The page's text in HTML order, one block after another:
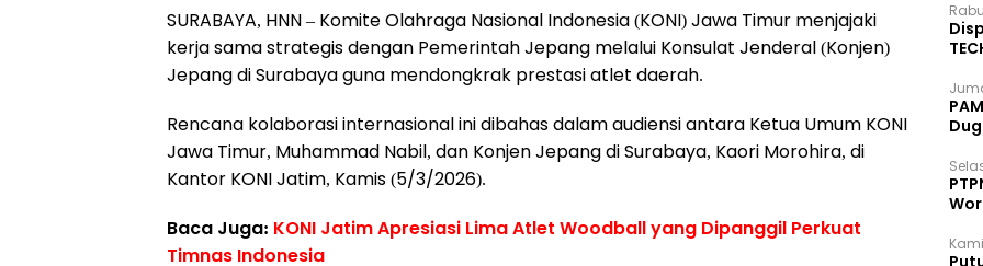
SURABAYA, HNN – Komite Olahraga Nasional Indonesia (KONI) Jawa Timur menjajaki
kerja sama strategis dengan Pemerintah Jepang melalui Konsulat Jenderal (Konjen)
Jepang di Surabaya guna mendongkrak prestasi atlet daerah.
Rencana kolaborasi internasional ini dibahas dalam audiensi antara Ketua Umum KONI
Jawa Timur, Muhammad Nabil, dan Konjen Jepang di Surabaya, Kaori Morohira, di
Kantor KONI Jatim, Kamis (5/3/2026).
Baca Juga: KONI Jatim Apresiasi Lima Atlet Woodball yang Dipanggil Perkuat
Timnas Indonesia